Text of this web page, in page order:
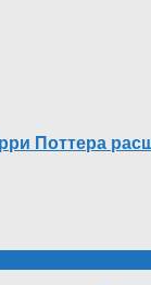
Поттера